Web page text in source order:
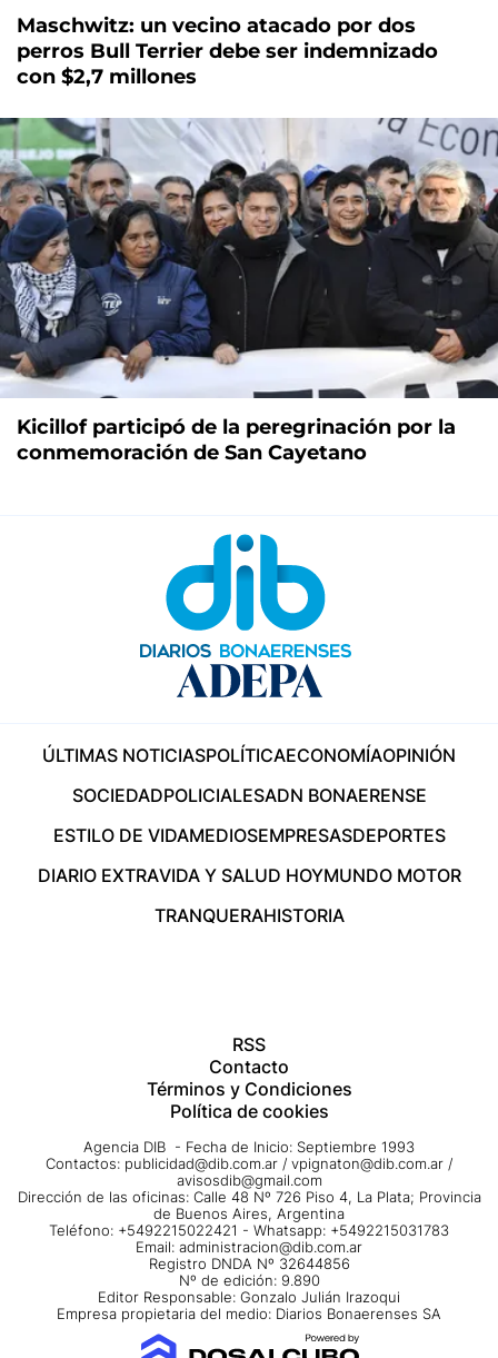
Maschwitz: un vecino atacado por dos
perros Bull Terrier debe ser indemnizado
con $2,7 millones
Kicillof participó de la peregrinación por la
conmemoración de San Cayetano
ÚLTIMAS NOTICIASPOLÍTICAECONOMÍAOPINIÓN
SOCIEDADPOLICIALESADN BONAERENSE
ESTILO DE VIDAMEDIOSEMPRESASDEPORTES
DIARIO EXTRAVIDA Y SALUD HOYMUNDO MOTOR
TRANQUERAHISTORIA
RSS
Contacto
Términos y Condiciones
Política de cookies
Agencia DIB - Fecha de Inicio: Septiembre 1993
Contactos: publicidad@dib.com.ar / vpignaton@dib.com.ar /
avisosdib@gmail.com
Dirección de las oficinas: Calle 48 Nº 726 Piso 4, La Plata; Provincia
de Buenos Aires, Argentina
Teléfono: +5492215022421 - Whatsapp: +5492215031783
Email: administracion@dib.com.ar
Registro DNDA Nº 32644856
Nº de edición: 9.890
Editor Responsable: Gonzalo Julián Irazoqui
Empresa propietaria del medio: Diarios Bonaerenses SA